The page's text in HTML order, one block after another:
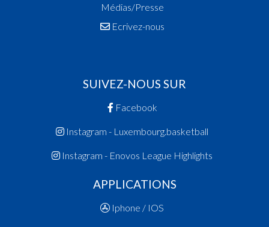
Médias/Presse
Ecrivez-nous
SUIVEZ-NOUS SUR
Facebook
Instagram - Luxembourg.basketball
Instagram - Enovos League Highlights
APPLICATIONS
Iphone / IOS